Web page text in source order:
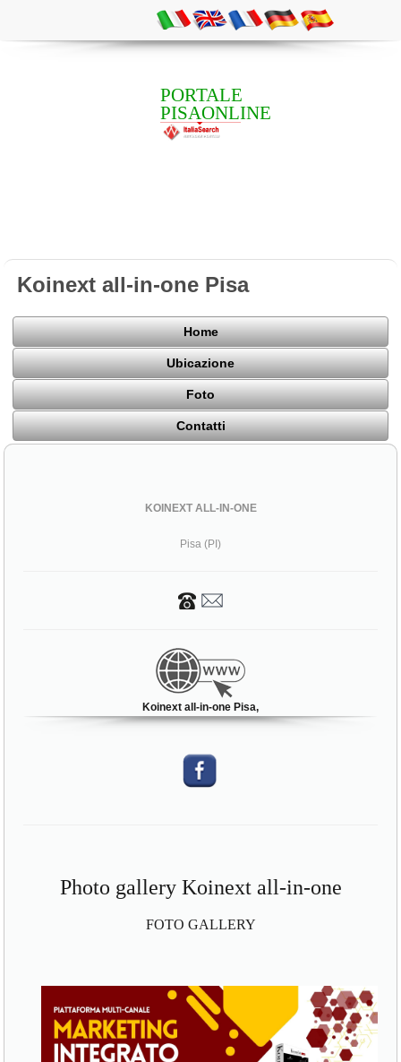
PORTALE
PISAONLINE
Koinext all-in-one Pisa
Home
Ubicazione
Foto
Contatti
KOINEXT ALL-IN-ONE
Pisa (PI)
Koinext all-in-one Pisa,
Photo gallery Koinext all-in-one
FOTO GALLERY